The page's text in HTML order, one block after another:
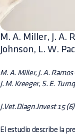
M. A. Miller, J. A.
Johnson, L. W.
M. A. Miller, J. A.
J. M. Kreeger, S. E.
J.Vet.Diagn.Invest 15
El estudio describe la